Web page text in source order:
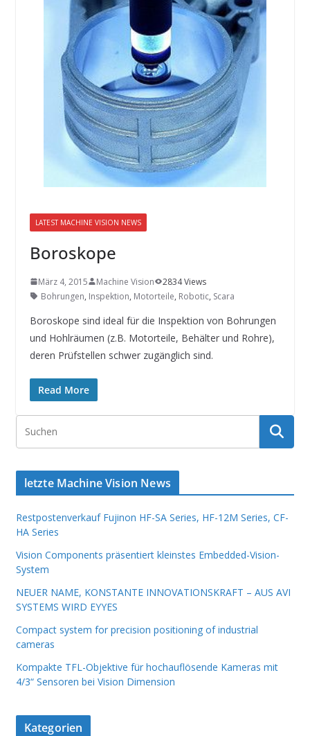
SYSTEMS WIRD EYYES
Compact system for precision
positioning of industrial cameras
LATEST MACHINE VISION NEWS
Boroskope
März 4, 2015 Machine Vision
2834 Views
Bohrungen, Inspektion, Motorteile, Robotic, Scara
Boroskope sind ideal für die Inspektion von Bohrungen
und Hohlräumen (z.B. Motorteile, Behälter und Rohre),
deren Prüfstellen schwer zugänglich sind.
Read More
letzte Machine Vision News
Restpostenverkauf Fujinon HF-SA Series, HF-12M Series, CF-
HA Series
Vision Components präsentiert kleinstes Embedded-Vision-
System
NEUER NAME, KONSTANTE INNOVATIONSKRAFT – AUS AVI
SYSTEMS WIRD EYYES
Compact system for precision positioning of industrial
cameras
Kompakte TFL-Objektive für hochauflösende Kameras mit
4/3“ Sensoren bei Vision Dimension
Kategorien